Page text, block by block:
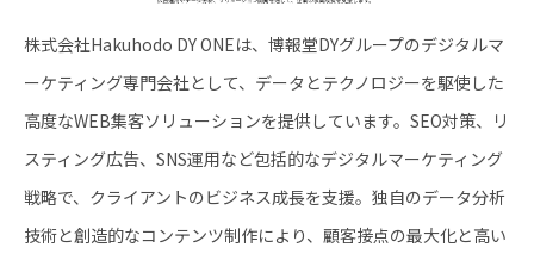
株式会社Hakuhodo DY ONEは、博報堂DYグループのデジタルマ
ーケティング専門会社として、データとテクノロジーを駆使した
高度なWEB集客ソリューションを提供しています。SEO対策、リ
スティング広告、SNS運用など包括的なデジタルマーケティング
戦略で、クライアントのビジネス成長を支援。独自のデータ分析
技術と創造的なコンテンツ制作により、顧客接点の最大化と高い